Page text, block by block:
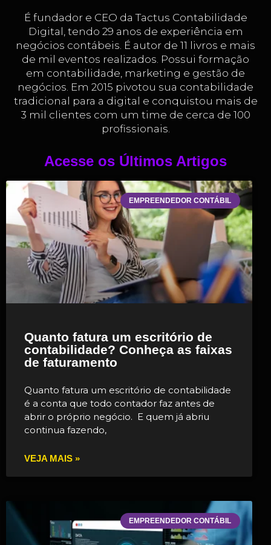
É fundador e CEO da Tactus Contabilidade
Digital, tendo 29 anos de experiência em
negócios contábeis. É autor de 11 livros e mais
de mil eventos realizados. Possui formação
em contabilidade, marketing e gestão de
negócios. Em 2015 pivotou sua contabilidade
tradicional para a digital e conquistou mais de
3 mil clientes com um time de cerca de 100
profissionais.
Acesse os Últimos Artigos
EMPREENDEDOR CONTÁBIL
Quanto fatura um escritório de
contabilidade? Conheça as faixas
de faturamento
Quanto fatura um escritório de contabilidade
é a conta que todo contador faz antes de
abrir o próprio negócio. E quem já abriu
continua fazendo,
VEJA MAIS »
EMPREENDEDOR CONTÁBIL